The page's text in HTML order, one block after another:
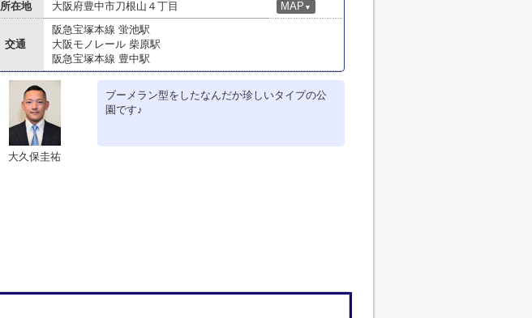
所在地
大阪府豊中市刀根山４丁目 MAP ▼
交通
阪急宝塚本線 蛍池駅
大阪モノレール 柴原駅
阪急宝塚本線 豊中駅
大久保圭祐
ブーメラン型をしたなんだか珍しいタイプの公
園です♪